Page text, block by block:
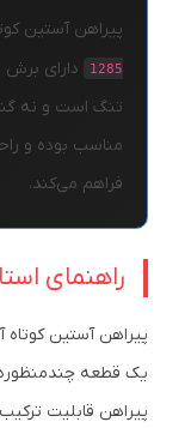
پیراهن آستین
1285
تنگ است و نه
مناسب بوده و
فراهم می‌کند.
راهنمای
پیراهن آستین کوتاه
یک قطعه
پیراهن قابلیت